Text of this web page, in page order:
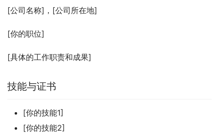
[公司名称]，[公司所在地]
[你的职位]
[具体的工作职责和成果]
技能与证书
[你的技能1]
[你的技能2]